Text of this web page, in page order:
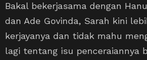
Bakal bekerjasama dengan
dan Ade Govinda, Sarah kini
kerjayanya dan tidak mahu
lagi tentang isu penceraiannya